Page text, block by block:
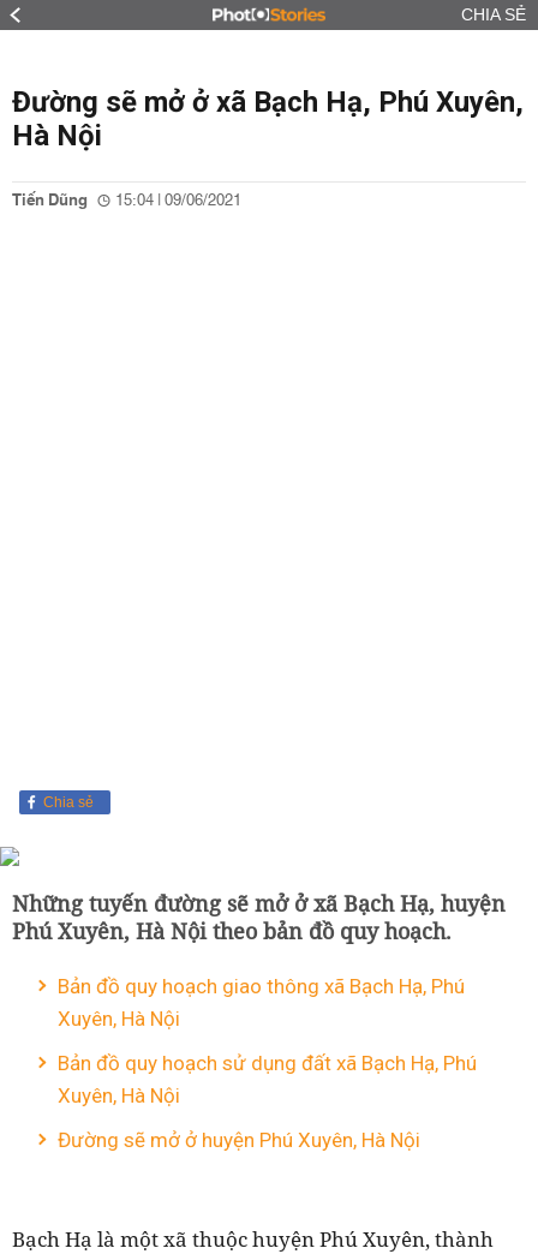
CHIA SẺ
Đường sẽ mở ở xã Bạch Hạ, Phú Xuyên,
Hà Nội
Tiến Dũng 15:04 | 09/06/2021
Chia sẻ
Những tuyến đường sẽ mở ở xã Bạch Hạ, huyện
Phú Xuyên, Hà Nội theo bản đồ quy hoạch.
Bản đồ quy hoạch giao thông xã Bạch Hạ, Phú
Xuyên, Hà Nội
Bản đồ quy hoạch sử dụng đất xã Bạch Hạ, Phú
Xuyên, Hà Nội
Đường sẽ mở ở huyện Phú Xuyên, Hà Nội
Bạch Hạ là một xã thuộc huyện Phú Xuyên, thành